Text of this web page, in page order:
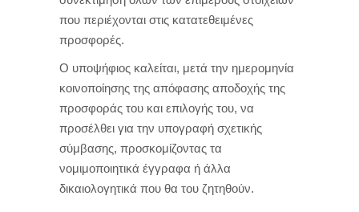
που περιέχονται στις κατατεθειμένες
προσφορές.
Ο υποψήφιος καλείται, μετά την ημερομηνία
κοινοποίησης της απόφασης αποδοχής της
προσφοράς του και επιλογής του, να
προσέλθει για την υπογραφή σχετικής
σύμβασης, προσκομίζοντας τα
νομιμοποιητικά έγγραφα ή άλλα
δικαιολογητικά που θα του ζητηθούν.